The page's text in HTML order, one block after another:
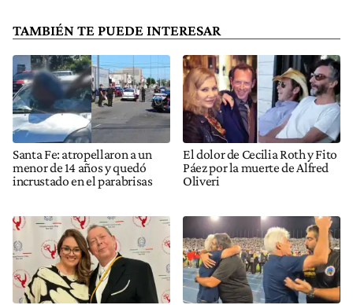
TAMBIÉN TE PUEDE INTERESAR
Santa Fe: atropellaron a un
menor de 14 años y quedó
incrustado en el parabrisas
El dolor de Cecilia Roth y Fito
Páez por la muerte de Alfred
Oliveri